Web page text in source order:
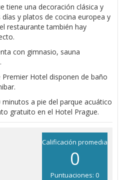
tiene una decoración clásica y
y platos de cocina europea y
restaurante también hay
con gimnasio, sauna
Hotel disponen de baño
a pie del parque acuático
gratuito en el Hotel Prague.
Calificación promedia
0
Puntuaciones: 0